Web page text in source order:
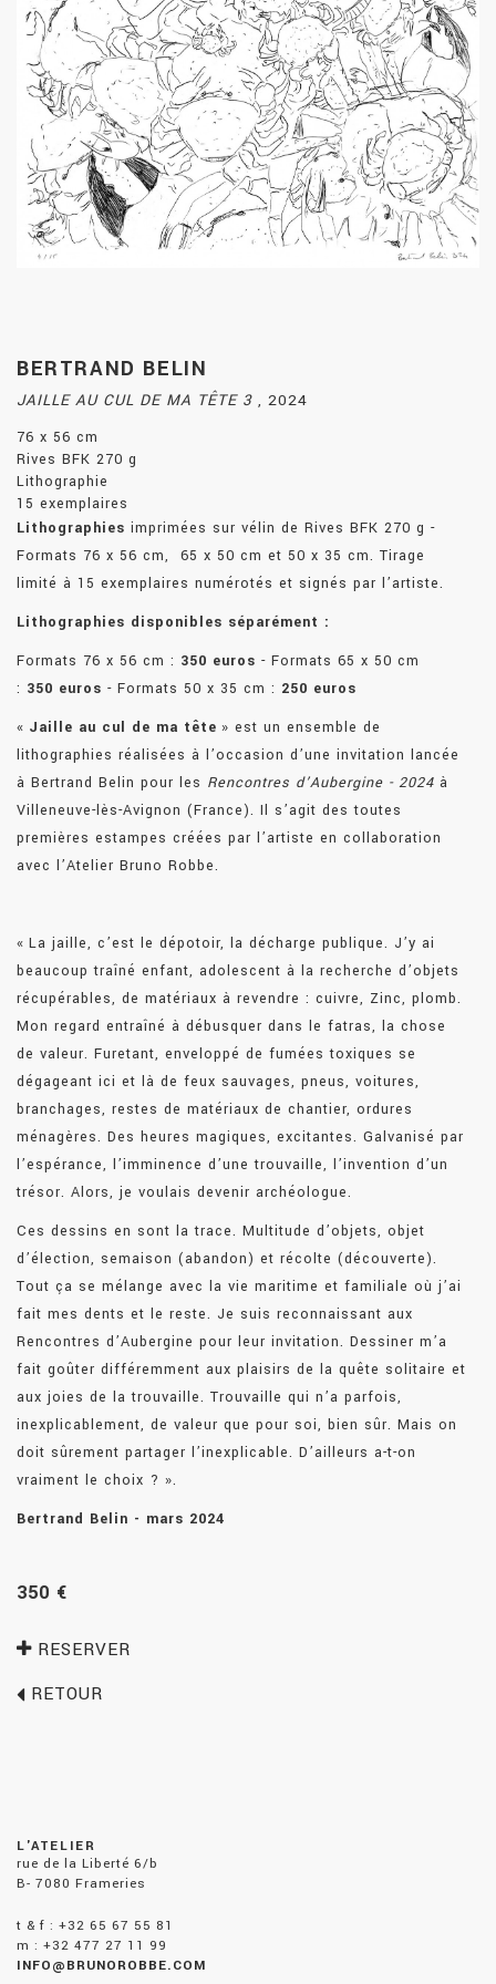
BERTRAND BELIN
JAILLE AU CUL DE MA TÊTE 3 , 2024
76 x 56 cm
Rives BFK 270 g
Lithographie
15 exemplaires
Lithographies imprimées sur vélin de Rives BFK 270 g -
Formats 76 x 56 cm, 65 x 50 cm et 50 x 35 cm. Tirage
limité à 15 exemplaires numérotés et signés par l’artiste.
Lithographies disponibles séparément :
Formats 76 x 56 cm : 350 euros - Formats 65 x 50 cm
: 350 euros - Formats 50 x 35 cm : 250 euros
« Jaille au cul de ma tête » est un ensemble de
lithographies réalisées à l’occasion d’une invitation lancée
à Bertrand Belin pour les Rencontres d’Aubergine - 2024 à
Villeneuve-lès-Avignon (France). Il s’agit des toutes
premières estampes créées par l’artiste en collaboration
avec l’Atelier Bruno Robbe.
« La jaille, c’est le dépotoir, la décharge publique. J’y ai
beaucoup traîné enfant, adolescent à la recherche d’objets
récupérables, de matériaux à revendre : cuivre, Zinc, plomb.
Mon regard entraîné à débusquer dans le fatras, la chose
de valeur. Furetant, enveloppé de fumées toxiques se
dégageant ici et là de feux sauvages, pneus, voitures,
branchages, restes de matériaux de chantier, ordures
ménagères. Des heures magiques, excitantes. Galvanisé par
l’espérance, l’imminence d’une trouvaille, l’invention d’un
trésor. Alors, je voulais devenir archéologue.
Ces dessins en sont la trace. Multitude d’objets, objet
d’élection, semaison (abandon) et récolte (découverte).
Tout ça se mélange avec la vie maritime et familiale où j’ai
fait mes dents et le reste. Je suis reconnaissant aux
Rencontres d’Aubergine pour leur invitation. Dessiner m’a
fait goûter différemment aux plaisirs de la quête solitaire et
aux joies de la trouvaille. Trouvaille qui n’a parfois,
inexplicablement, de valeur que pour soi, bien sûr. Mais on
doit sûrement partager l’inexplicable. D’ailleurs a-t-on
vraiment le choix ? ».
Bertrand Belin - mars 2024
350 €
RESERVER
RETOUR
L'ATELIER
rue de la Liberté 6/b
B- 7080 Frameries
t & f : +32 65 67 55 81
m : +32 477 27 11 99
INFO@BRUNOROBBE.COM